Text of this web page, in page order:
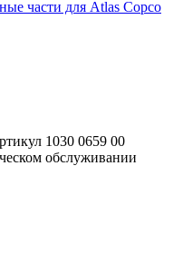
части для Atlas Copco
1030 0659 00
обслуживании